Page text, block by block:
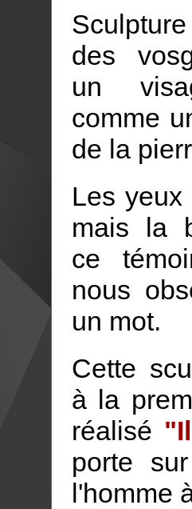
des
un
comme
de la
Les yeux
mais la
ce
nous
un mot.
Cette
à la
réalisé
porte
l'homme